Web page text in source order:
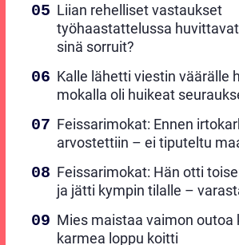
Liian rehelliset vastaukset
työhaastattelussa
sinä sorruit?
Kalle lähetti viestin väärälle
mokalla oli huikeat
Feissarimokat: Ennen
arvostettiin – ei tiputeltu
Feissarimokat: Hän otti
ja jätti kympin tilalle –
Mies maistaa vaimon outoa
karmea loppu koitti